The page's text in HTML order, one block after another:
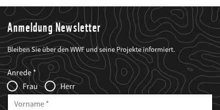
Anmeldung Newsletter
Bleiben Sie über den WWF und seine Projekte informiert.
Web2Case
Infofelder
Fieldset
anrede_name
Anrede
Frau
Herr
Vorname